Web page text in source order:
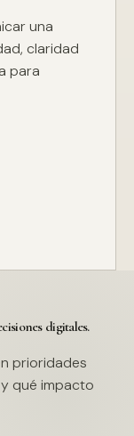
una
claridad
para
digitales.
prioridades
qué impacto